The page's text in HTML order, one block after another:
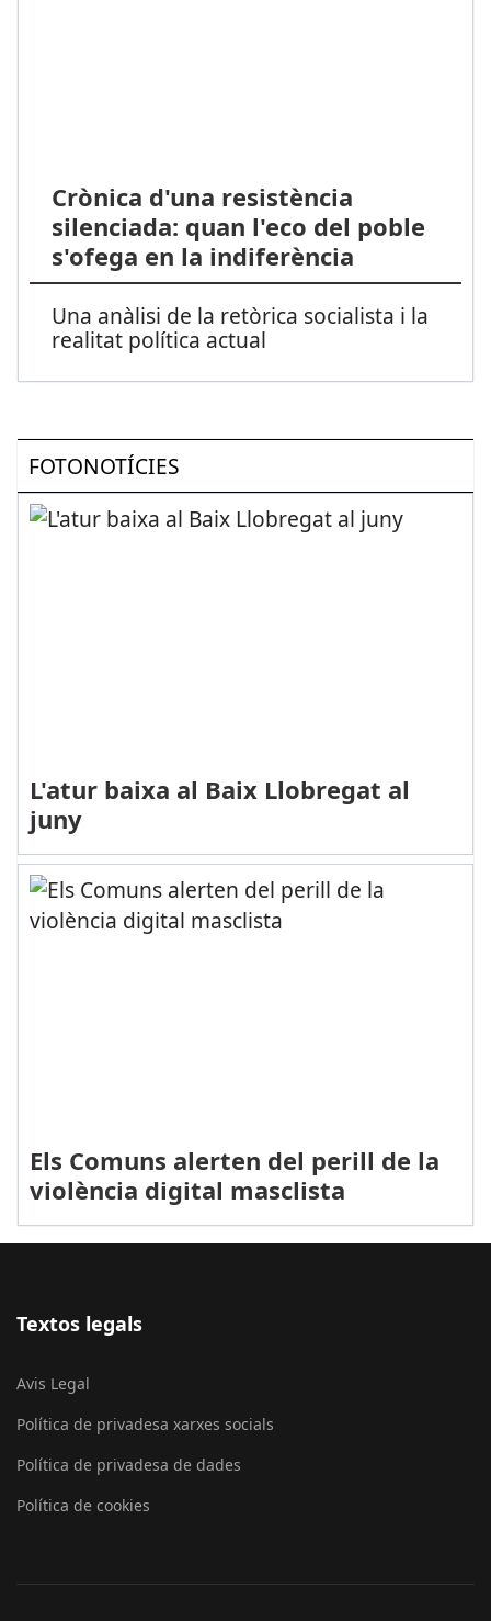
Crònica d'una resistència
silenciada: quan l'eco del poble
s'ofega en la indiferència
Una anàlisi de la retòrica socialista i la
realitat política actual
FOTONOTÍCIES
L'atur baixa al Baix Llobregat al
juny
Els Comuns alerten del perill de la
violència digital masclista
Textos legals
Avis Legal
Política de privadesa xarxes socials
Política de privadesa de dades
Política de cookies